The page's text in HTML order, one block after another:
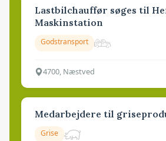
Lastbilchauffør søges til
Maskinstation
Godstransport
4700, Næstved
Medarbejdere til
Grise